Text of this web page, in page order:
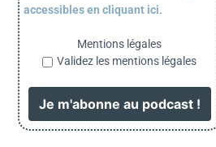
accessibles en cliquant ici.
Mentions légales
Validez les mentions légales